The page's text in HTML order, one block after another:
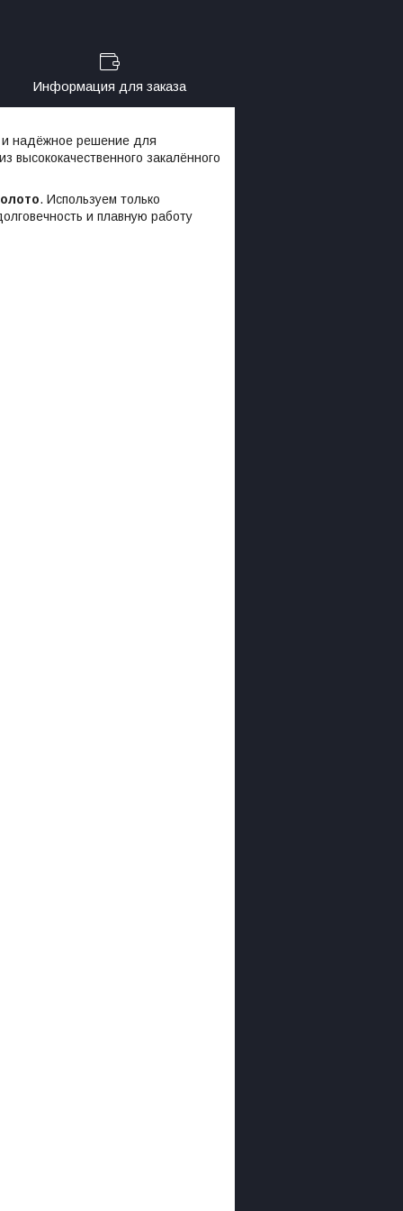
Информация для заказа
надёжное решение для
из высококачественного закалённого
. Используем только
и плавную работу